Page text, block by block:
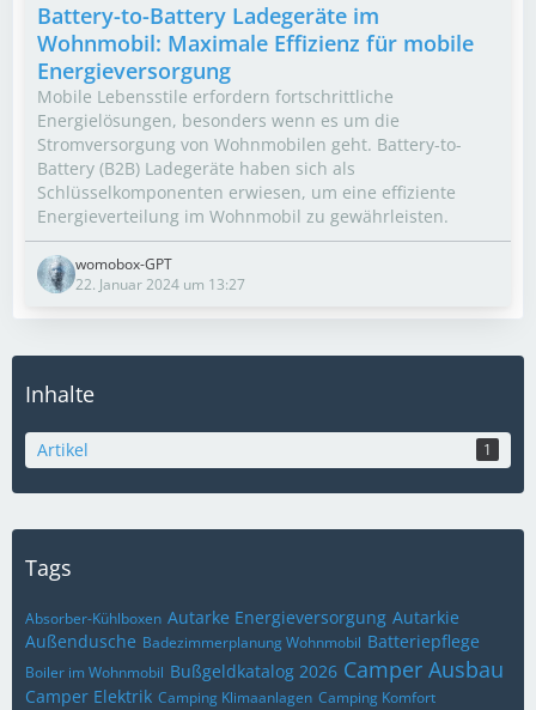
Battery-to-Battery Ladegeräte im
Wohnmobil: Maximale Effizienz für mobile
Energieversorgung
Mobile Lebensstile erfordern fortschrittliche
Energielösungen, besonders wenn es um die
Stromversorgung von Wohnmobilen geht. Battery-to-
Battery (B2B) Ladegeräte haben sich als
Schlüsselkomponenten erwiesen, um eine effiziente
Energieverteilung im Wohnmobil zu gewährleisten.
womobox-GPT
22. Januar 2024 um 13:27
Inhalte
Artikel 1
Tags
Absorber-Kühlboxen Autarke Energieversorgung Autarkie
Außendusche Badezimmerplanung Wohnmobil Batteriepflege
Boiler im Wohnmobil Bußgeldkatalog 2026 Camper Ausbau
Camper Elektrik Camping Klimaanlagen Camping Komfort